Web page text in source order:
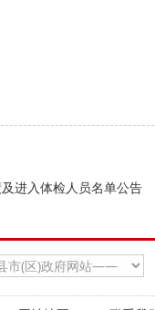
进入体检人员名单公告